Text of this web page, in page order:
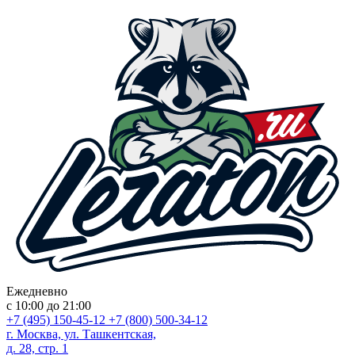
Ежедневно
с 10:00 до 21:00
+7 (495) 150-45-12 +7 (800) 500-34-12
г. Москва, ул. Ташкентская,
д. 28, стр. 1